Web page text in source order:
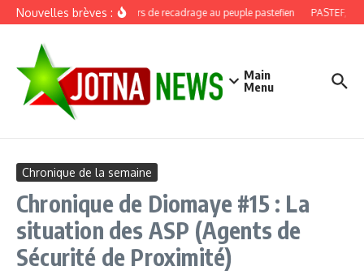
Aller au contenu
Nouvelles brèves :Discours de recadrage au peuple pastefien PASTEF,
Main
Menu
Chronique de la semaine
Chronique de Diomaye #15 : La
situation des ASP (Agents de
Sécurité de Proximité)